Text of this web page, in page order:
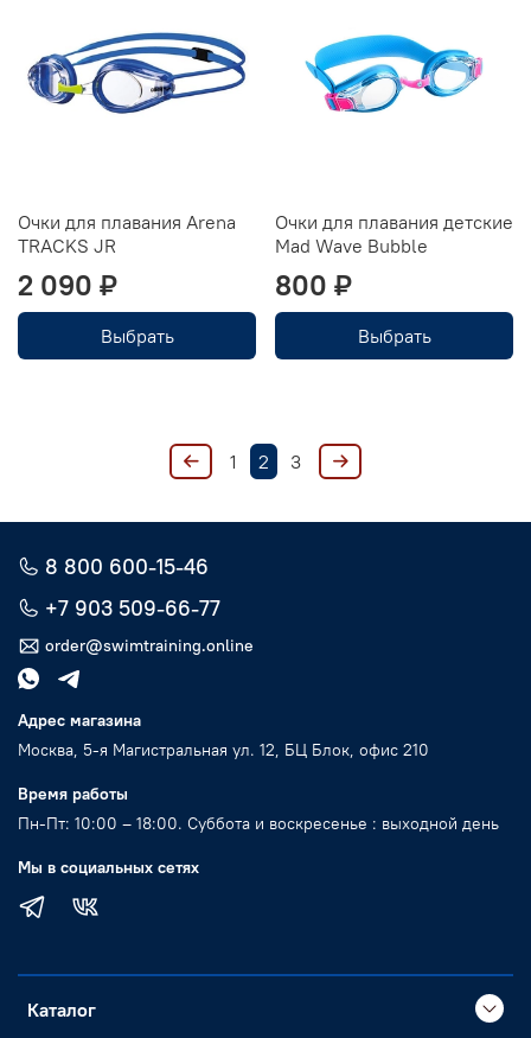
Очки для плавания Arena
TRACKS JR
2 090 ₽
Выбрать
Очки для плавания детские
Mad Wave Bubble
800 ₽
Выбрать
1 2 3
8 800 600-15-46
+7 903 509-66-77
order@swimtraining.online
Адрес магазина
Москва, 5-я Магистральная ул. 12, БЦ Блок, офис 210
Время работы
Пн-Пт: 10:00 – 18:00. Суббота и воскресенье : выходной день
Мы в социальных сетях
Каталог